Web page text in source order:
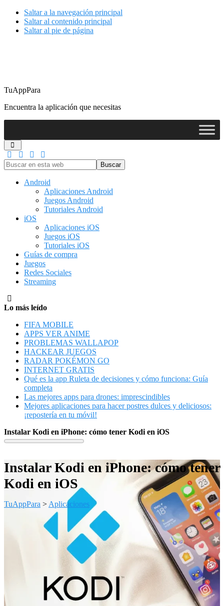
Saltar a la navegación principal
Saltar al contenido principal
Saltar al pie de página
TuAppPara
Encuentra la aplicación que necesitas
Buscar
en
Android
Aplicaciones Android
Juegos Android
Tutoriales Android
iOS
Aplicaciones iOS
Juegos iOS
Tutoriales iOS
Guías de compra
Juegos
Redes Sociales
Streaming
Lo más leído
FIFA MOBILE
APPS VER ANIME
PROBLEMAS WALLAPOP
HACKEAR JUEGOS
RADAR POKÉMON GO
INTERNET GRATIS
Qué es la app Ruleta de decisiones y cómo funciona: Guía
completa
Las mejores apps para drones: imprescindibles
Mejores aplicaciones para hacer postres dulces y deliciosos:
¡repostería en tu móvil!
Instalar Kodi en iPhone: cómo tener Kodi en iOS
Instalar Kodi en iPhone: cómo tener
Kodi en iOS
TuAppPara > Aplicaciones